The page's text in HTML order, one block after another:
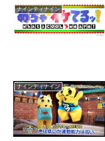
ナインティナイン
ナインティナイン